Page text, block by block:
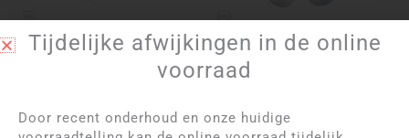
Log in om de prijzen te
Log in om de prijzen te
Tijdelijke afwijkingen in de online
voorraad
Door recent onderhoud en onze huidige